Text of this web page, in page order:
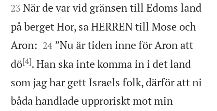


23 När de var vid gränsen till Edoms land
på berget Hor, sa HERREN till Mose och
Aron: 

24 ”Nu är tiden inne för Aron att
dö[4]. Han ska inte komma in i det land
som jag har gett Israels folk, därför att ni
båda handlade upproriskt mot min